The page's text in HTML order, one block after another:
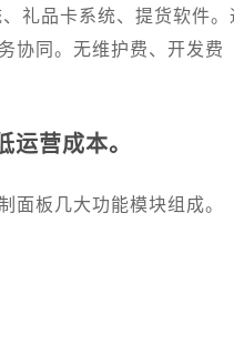
礼品卡系统、提货软件。
协同。无维护费、开发费
营成本。
板几大功能模块组成。